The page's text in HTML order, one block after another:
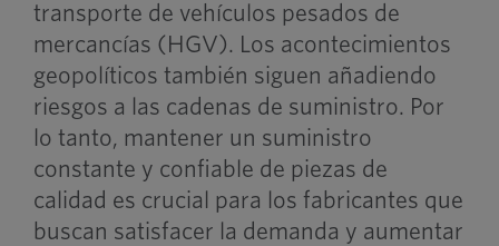
transporte de vehículos pesados de
mercancías (HGV). Los acontecimientos
geopolíticos también siguen añadiendo
riesgos a las cadenas de suministro. Por
lo tanto, mantener un suministro
constante y confiable de piezas de
calidad es crucial para los fabricantes que
buscan satisfacer la demanda y aumentar